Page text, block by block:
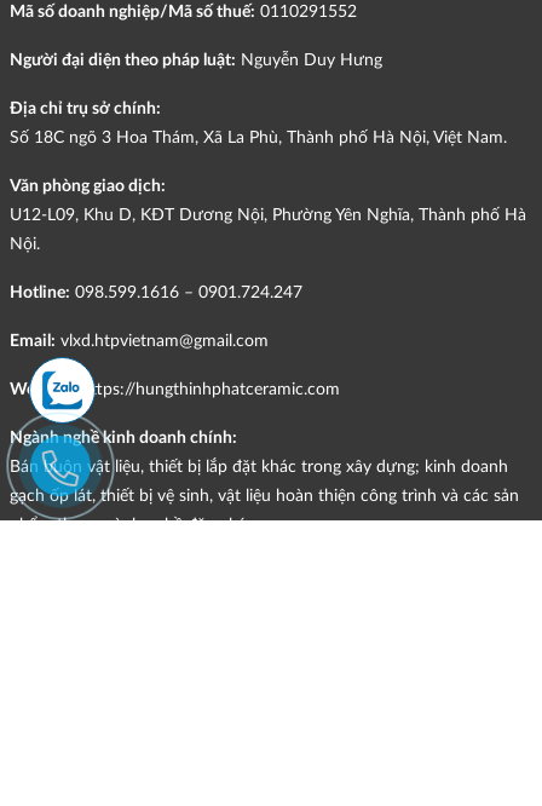
Mã số doanh nghiệp/Mã số thuế: 0110291552
Người đại diện theo pháp luật: Nguyễn Duy Hưng
Địa chỉ trụ sở chính:
Số 18C ngõ 3 Hoa Thám, Xã La Phù, Thành phố Hà Nội, Việt Nam.
Văn phòng giao dịch:
U12-L09, Khu D, KĐT Dương Nội, Phường Yên Nghĩa, Thành phố Hà
Nội.
Hotline: 098.599.1616 – 0901.724.247
Email: vlxd.htpvietnam@gmail.com
Website: https://hungthinhphatceramic.com
Ngành nghề kinh doanh chính:
Bán buôn vật liệu, thiết bị lắp đặt khác trong xây dựng; kinh doanh
gạch ốp lát, thiết bị vệ sinh, vật liệu hoàn thiện công trình và các sản
phẩm theo ngành nghề đăng ký.